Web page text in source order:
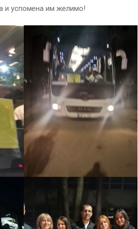
и успомена им желимо!